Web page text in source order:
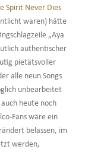
Spirit Never Dies
waren) hätte
„Aya
authentischer
pietätsvoller
alle neun Songs
unbearbeitet
heute noch
Fans wäre ein
belassen, im
werden,